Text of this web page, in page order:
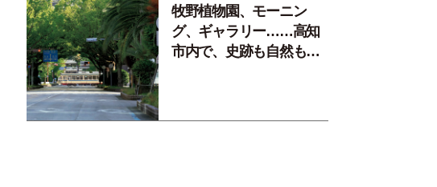
牧野植物園、モーニン
グ、ギャラリー……高知
市内で、史跡も自然もグ